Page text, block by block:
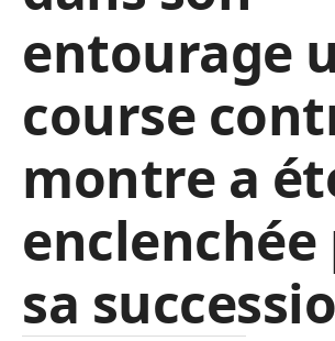
entourage
course
montre a
sa